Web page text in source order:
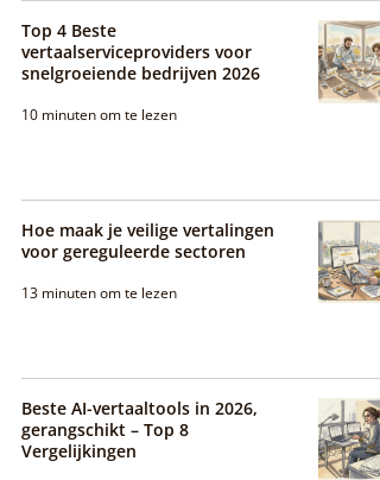
Top 4 Beste
vertaalserviceproviders voor
snelgroeiende bedrijven 2026
10 minuten om te lezen
Hoe maak je veilige vertalingen
voor gereguleerde sectoren
13 minuten om te lezen
Beste AI-vertaaltools in 2026,
gerangschikt – Top 8
Vergelijkingen